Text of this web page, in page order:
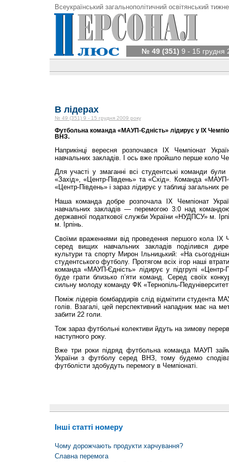
Всеукраїнський загальнополітичний освітянський
№ 49 (351) 9 - 15 грудня
В лідерах
№ 49 (351) 9 - 15 грудня 2009 року
Футбольна команда «МАУП-Єдність» лідирує у ІX
ВНЗ.
Наприкінці вересня розпочався ІX Чемпіонат
навчальних закладів. І ось вже пройшло перше коло
Для участі у змаганні всі студентські команди були
«Захід», «Центр-Південь» та «Схід». Команда «МАУП-
«Центр-Південь» і зараз лідирує у таблиці загальних
Наша команда добре розпочала ІХ Чемпіонат
навчальних закладів — перемогою 3:0 над командою
державної податкової служби України «НУДПСУ» м.
м. Ірпінь.
Своїми враженнями від проведення першого кола ІX
серед вищих навчальних закладів поділився
культури та спорту Мирон Ільницький: «На
студентського футболу. Протягом всіх ігор наші
команда «МАУП-Єдність» лідирує у підгрупі «Центр-
буде грати близько п’яти команд. Серед своїх
сильну молоду команду ФК «Тернопіль-
Поміж лідерів бомбардирів слід відмітити студента
голів. Взагалі, цей перспективний нападник має на
забити 22 голи.
Тож зараз футбольні колективи йдуть на зимову
наступного року.
Вже три роки підряд футбольна команда МАУП
України з футболу серед ВНЗ, тому будемо
футболісти здобудуть перемогу в Чемпіонаті.
Інші статті номеру
Чому дорожчають продукти харчування?
Славна перемога